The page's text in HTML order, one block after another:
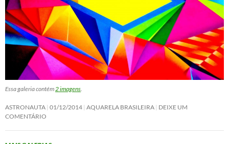
Essa galeria contém2 imagens.
ASTRONAUTA 01/12/2014 AQUARELA BRASILEIRA DEIXE UM
COMENTÁRIO